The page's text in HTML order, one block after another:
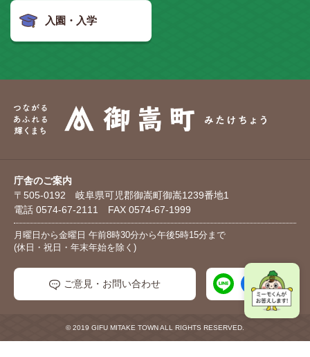
入園・入学
庁舎のご案内
〒505-0192 岐阜県可児郡御嵩町御嵩1239番地1
電話 0574-67-2111 FAX 0574-67-1999
月曜日から金曜日 午前8時30分から午後5時15分まで
(休日・祝日・年末年始を除く)
ご意見・お問い合わせ
© 2019 GIFU MITAKE TOWN ALL RIGHTS RESERVED.